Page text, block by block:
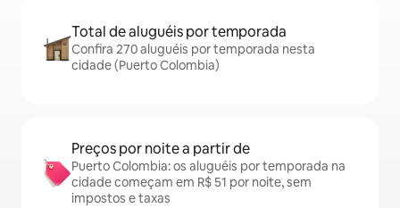
Total de aluguéis por temporada
Confira 270 aluguéis por temporada nesta
cidade (Puerto Colombia)
Preços por noite a partir de
Puerto Colombia: os aluguéis por temporada na
cidade começam em R$ 51 por noite, sem
impostos e taxas